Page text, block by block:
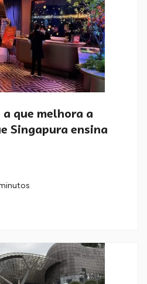
que melhora a
Singapura ensina